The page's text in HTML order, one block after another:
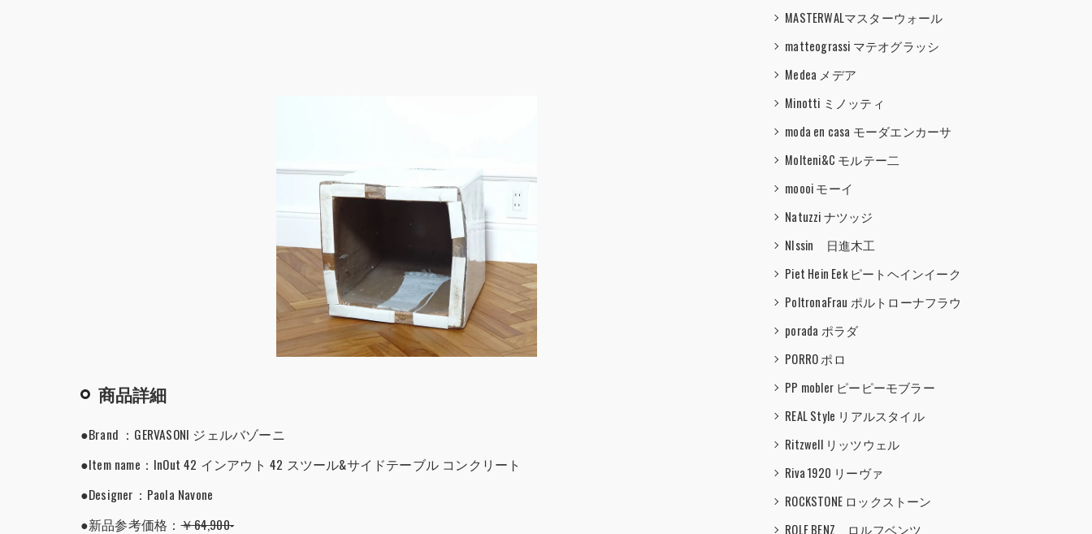
商品詳細
●Brand ：GERVASONI ジェルバゾーニ
●Item name：InOut 42 インアウト 42 スツール&サイドテーブル コンクリート
●Designer：Paola Navone
●新品参考価格：￥64,900-
MASTERWALマスターウォール
matteograssi マテオグラッシ
Medea メデア
Minotti ミノッティ
moda en casa モーダエンカーサ
Molteni&C モルテー二
moooi モーイ
Natuzzi ナツッジ
NIssin 日進木工
Piet Hein Eek ピートヘインイーク
PoltronaFrau ポルトローナフラウ
porada ポラダ
PORRO ポロ
PP mobler ピーピーモブラー
REAL Style リアルスタイル
Ritzwell リッツウェル
Riva 1920 リーヴァ
ROCKSTONE ロックストーン
ROLF BENZ ロルフベンツ